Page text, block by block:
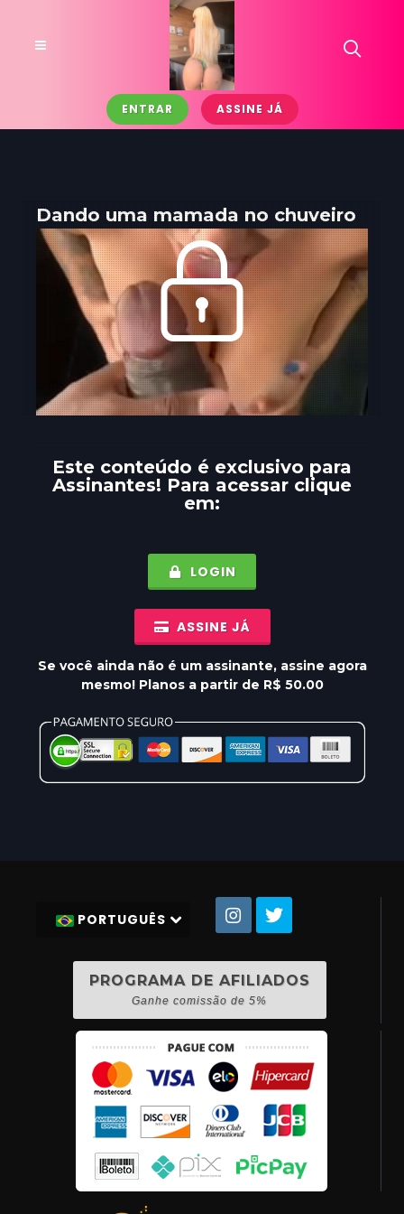
ENTRAR ASSINE JÁ
Dando uma mamada no chuveiro
Este conteúdo é exclusivo para
Assinantes! Para acessar clique
em:
LOGIN
ASSINE JÁ
Se você ainda não é um assinante, assine agora
mesmo! Planos a partir de R$ 50.00
PORTUGUÊS
PROGRAMA DE AFILIADOS
Ganhe comissão de 5%